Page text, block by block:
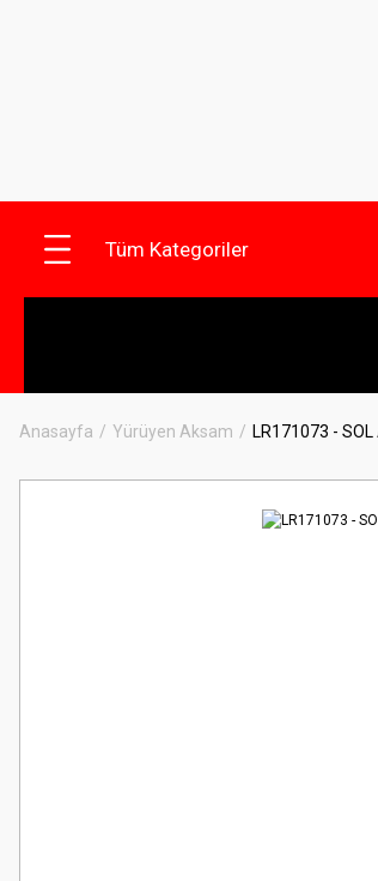
Tüm Kategoriler
Anasayfa Yürüyen Aksam LR171073 - SOL